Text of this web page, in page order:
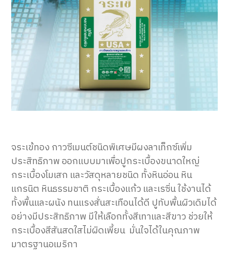
จระเข้ทอง กาวซีเมนต์ชนิดพิเศษมีผงลาเท็กซ์เพิ่ม
ประสิทธิภาพ ออกแบบมาเพื่อปูกระเบื้องขนาดใหญ่
กระเบื้องโมเสก และวัสดุหลายชนิด ทั้งหินอ่อน หิน
แกรนิต หินธรรมชาติ กระเบื้องแก้ว และเรซิ่น ใช้งานได้
ทั้งพื้นและผนัง ทนแรงสั่นสะเทือนได้ดี ปูทับพื้นผิวเดิมได้
อย่างมีประสิทธิภาพ มีให้เลือกทั้งสีเทาและสีขาว ช่วยให้
กระเบื้องสีสันสดใสไม่ผิดเพี้ยน มั่นใจได้ในคุณภาพ
มาตรฐานอเมริกา